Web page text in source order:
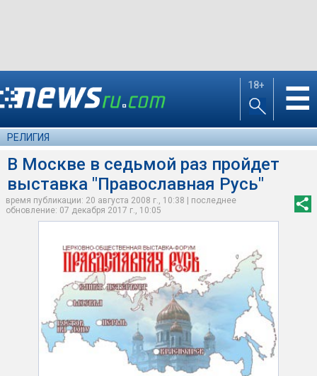
18+ ☰
РЕЛИГИЯ
В Москве в седьмой раз пройдет
выставка "Православная Русь"
время публикации: 20 августа 2008 г., 10:38 | последнее
обновление: 07 декабря 2017 г., 10:05